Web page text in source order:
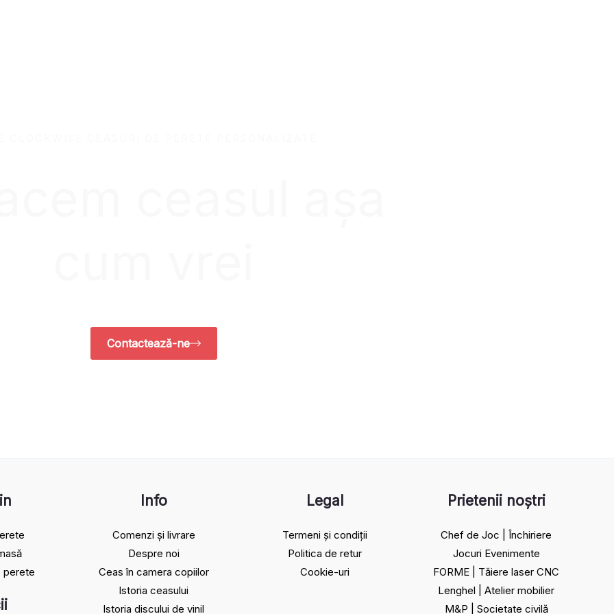
Contactează-ne
perete
Info
Comenzi și livrare
Despre noi
Ceas în camera copiilor
Istoria ceasului​
Istoria discului de vinil
Legal
Termeni și condiții
Politica de retur
Cookie-uri
Prietenii noștri
Chef de Joc | Închiriere
Jocuri Evenimente
FORME | Tăiere laser CNC
Lenghel | Atelier mobilier
M&P | Societate civilă